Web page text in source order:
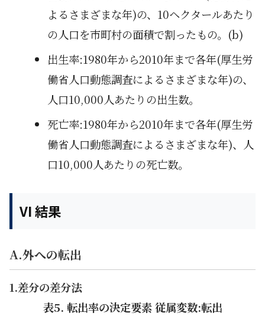
よるさまざまな年)の、10ヘクタールあたり
の人口を市町村の面積で割ったもの。(b)
出生率:1980年から2010年まで各年(厚生労
働省人口動態調査によるさまざまな年)の、
人口10,000人あたりの出生数。
死亡率:1980年から2010年まで各年(厚生労
働省人口動態調査によるさまざまな年)、人
口10,000人あたりの死亡数。
VI 結果
A.外への転出
1.差分の差分法
表5. 転出率の決定要素 従属変数:転出